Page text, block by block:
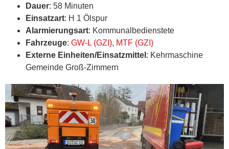
Dauer: 58 Minuten
Einsatzart: H 1 Ölspur
Alarmierungsart: Kommunalbedienstete
Fahrzeuge: GW-L (GZI), MTF (GZI)
Externe Einheiten/Einsatzmittel : Kehrmaschine
Gemeinde Groß-Zimmern